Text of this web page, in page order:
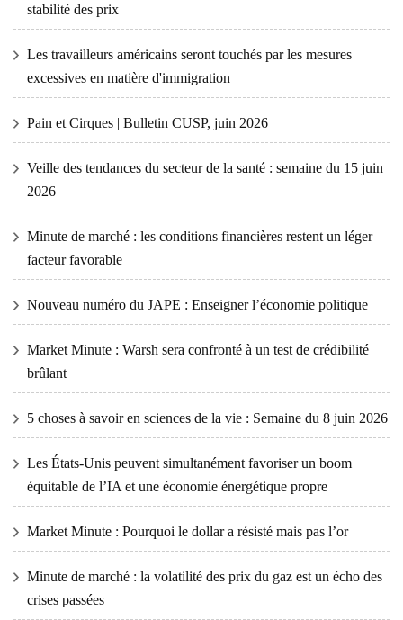
stabilité des prix
Les travailleurs américains seront touchés par les mesures
excessives en matière d'immigration
Pain et Cirques | Bulletin CUSP, juin 2026
Veille des tendances du secteur de la santé : semaine du 15 juin
2026
Minute de marché : les conditions financières restent un léger
facteur favorable
Nouveau numéro du JAPE : Enseigner l’économie politique
Market Minute : Warsh sera confronté à un test de crédibilité
brûlant
5 choses à savoir en sciences de la vie : Semaine du 8 juin 2026
Les États-Unis peuvent simultanément favoriser un boom
équitable de l’IA et une économie énergétique propre
Market Minute : Pourquoi le dollar a résisté mais pas l’or
Minute de marché : la volatilité des prix du gaz est un écho des
crises passées